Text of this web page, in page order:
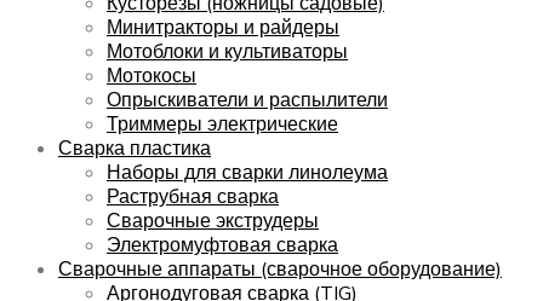
Минитракторы и райдеры
Мотоблоки и культиваторы
Мотокосы
Опрыскиватели и распылители
Триммеры электрические
Сварка пластика
Наборы для сварки линолеума
Раструбная сварка
Сварочные экструдеры
Электромуфтовая сварка
Сварочные аппараты (сварочное оборудование)
Аргонодуговая сварка (TIG)